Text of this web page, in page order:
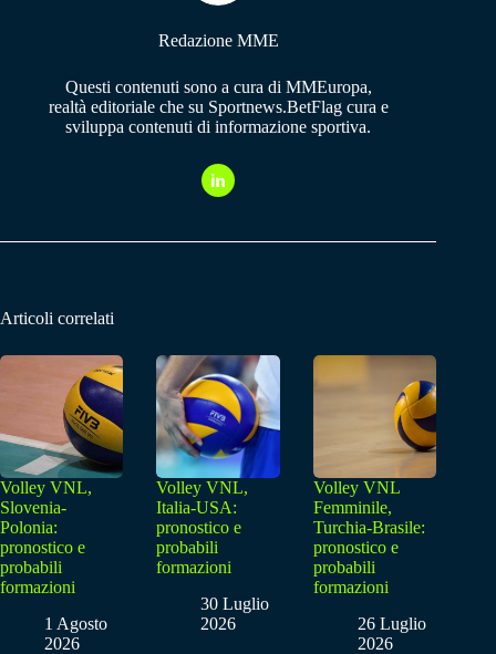
Redazione MME
Questi contenuti sono a cura di MMEuropa,
realtà editoriale che su Sportnews.BetFlag cura e
sviluppa contenuti di informazione sportiva.
Articoli correlati
Volley VNL,
Slovenia-
Polonia:
pronostico e
probabili
formazioni
1 Agosto
2026
Volley VNL,
Italia-USA:
pronostico e
probabili
formazioni
30 Luglio
2026
Volley VNL
Femminile,
Turchia-Brasile:
pronostico e
probabili
formazioni
26 Luglio
2026